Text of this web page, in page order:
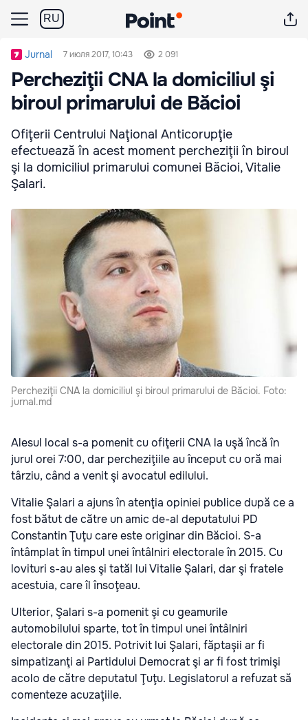
RU
Jurnal 7 июля 2017, 10:43 2 091
Percheziţii CNA la domiciliul şi
biroul primarului de Băcioi
Ofiţerii Centrului Naţional Anticorupţie
efectuează în acest moment percheziţii în biroul
şi la domiciliul primarului comunei Băcioi, Vitalie
Şalari.
Percheziţii CNA la domiciliul şi biroul primarului de Băcioi. Foto:
jurnal.md
Alesul local s-a pomenit cu ofiţerii CNA la uşă încă în
jurul orei 7:00, dar percheziţiile au început cu oră mai
târziu, când a venit şi avocatul edilului.
Vitalie Şalari a ajuns în atenţia opiniei publice după ce a
fost bătut de către un amic de-al deputatului PD
Constantin Ţuţu care este originar din Băcioi. S-a
întâmplat în timpul unei întâlniri electorale în 2015. Cu
lovituri s-au ales şi tatăl lui Vitalie Şalari, dar şi fratele
acestuia, care îl însoţeau.
Ulterior, Şalari s-a pomenit şi cu geamurile
automobilului sparte, tot în timpul unei întâlniri
electorale din 2015. Potrivit lui Şalari, făptaşii ar fi
simpatizanţi ai Partidului Democrat şi ar fi fost trimişi
acolo de către deputatul Ţuţu. Legislatorul a refuzat să
comenteze acuzaţiile.